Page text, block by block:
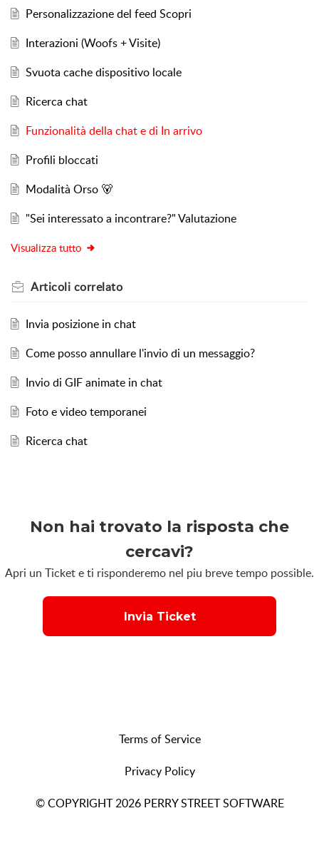
Personalizzazione del feed Scopri
Interazioni (Woofs + Visite)
Svuota cache dispositivo locale
Ricerca chat
Funzionalità della chat e di In arrivo
Profili bloccati
Modalità Orso 🐻
"Sei interessato a incontrare?" Valutazione
Visualizza tutto
Articoli correlato
Invia posizione in chat
Come posso annullare l'invio di un messaggio?
Invio di GIF animate in chat
Foto e video temporanei
Ricerca chat
Non hai trovato la risposta che
cercavi?
Apri un Ticket e ti risponderemo nel piu breve tempo possible.
Invia Ticket
Terms of Service
Privacy Policy
© COPYRIGHT 2026 PERRY STREET SOFTWARE